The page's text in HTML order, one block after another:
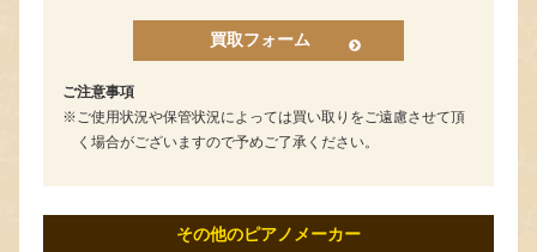
買取フォーム
ご注意事項
ご使用状況や保管状況によっては買い取りをご遠慮させて頂
く場合がございますので予めご了承ください。
その他のピアノメーカー